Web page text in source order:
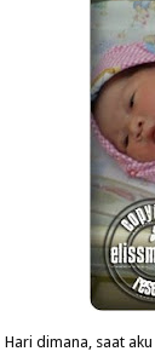
Hari dimana, saat